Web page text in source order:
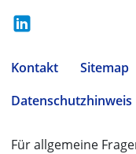
Kontakt Sitemap
Datenschutzhinweis
Für allgemeine